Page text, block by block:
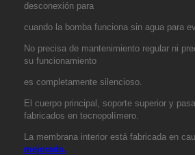
desconexión para
cuando la bomba funciona sin agua para
No precisa de mantenimiento regular ni
su funcionamiento
es completamente silencioso.
El cuerpo principal, soporte superior y
fabricados en tecnopolímero.
La membrana interior está fabricada en
mejorada.